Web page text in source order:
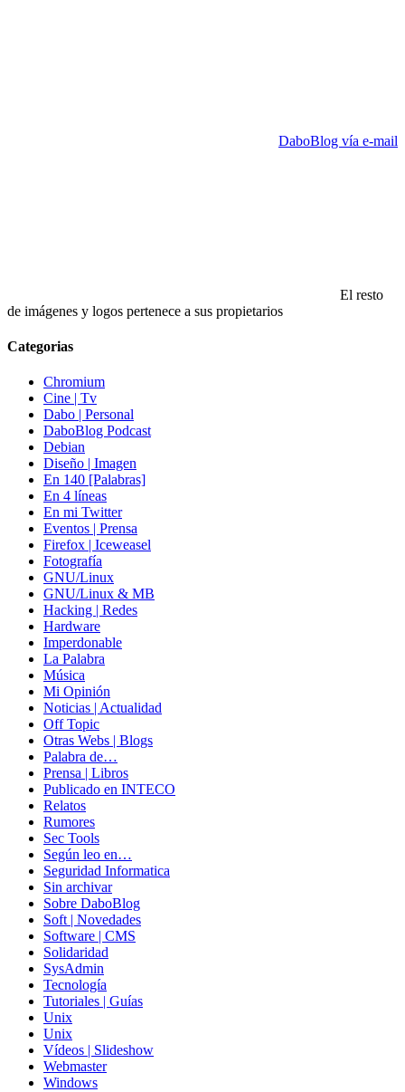
DaboBlog vía e-mail
El resto
de imágenes y logos pertenece a sus propietarios
Categorias
Chromium
Cine | Tv
Dabo | Personal
DaboBlog Podcast
Debian
Diseño | Imagen
En 140 [Palabras]
En 4 líneas
En mi Twitter
Eventos | Prensa
Firefox | Iceweasel
Fotografía
GNU/Linux
GNU/Linux & MB
Hacking | Redes
Hardware
Imperdonable
La Palabra
Música
Mi Opinión
Noticias | Actualidad
Off Topic
Otras Webs | Blogs
Palabra de…
Prensa | Libros
Publicado en INTECO
Relatos
Rumores
Sec Tools
Según leo en…
Seguridad Informatica
Sin archivar
Sobre DaboBlog
Soft | Novedades
Software | CMS
Solidaridad
SysAdmin
Tecnología
Tutoriales | Guías
Unix
Unix
Vídeos | Slideshow
Webmaster
Windows